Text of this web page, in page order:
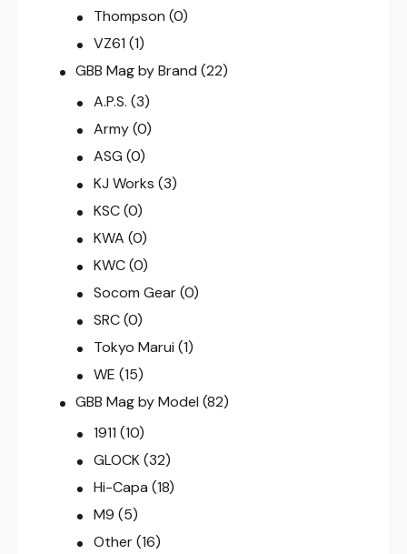
Thompson (0)
VZ61 (1)
GBB Mag by Brand (22)
A.P.S. (3)
Army (0)
ASG (0)
KJ Works (3)
KSC (0)
KWA (0)
KWC (0)
Socom Gear (0)
SRC (0)
Tokyo Marui (1)
WE (15)
GBB Mag by Model (82)
1911 (10)
GLOCK (32)
Hi-Capa (18)
M9 (5)
Other (16)